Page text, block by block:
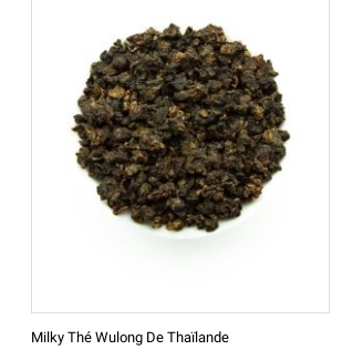
Milky Thé Wulong De Thaïlande